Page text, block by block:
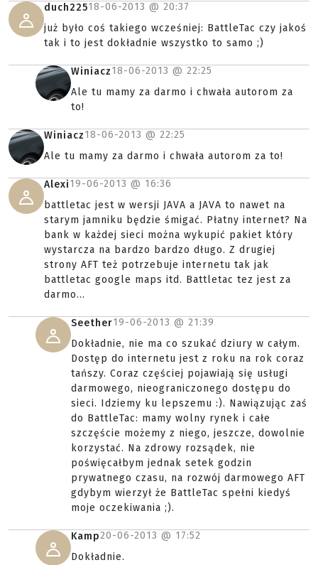
duch22518-06-2013 @ 20:37
już było coś takiego wcześniej: BattleTac czy jakoś
tak i to jest dokładnie wszystko to samo ;)
Winiacz18-06-2013 @ 22:25
Ale tu mamy za darmo i chwała autorom za
to!
Winiacz18-06-2013 @ 22:25
Ale tu mamy za darmo i chwała autorom za to!
Alexi19-06-2013 @ 16:36
battletac jest w wersji JAVA a JAVA to nawet na
starym jamniku będzie śmigać. Płatny internet? Na
bank w każdej sieci można wykupić pakiet który
wystarcza na bardzo bardzo długo. Z drugiej
strony AFT też potrzebuje internetu tak jak
battletac google maps itd. Battletac tez jest za
darmo...
Seether19-06-2013 @ 21:39
Dokładnie, nie ma co szukać dziury w całym.
Dostęp do internetu jest z roku na rok coraz
tańszy. Coraz częściej pojawiają się usługi
darmowego, nieograniczonego dostępu do
sieci. Idziemy ku lepszemu :). Nawiązując zaś
do BattleTac: mamy wolny rynek i całe
szczęście możemy z niego, jeszcze, dowolnie
korzystać. Na zdrowy rozsądek, nie
poświęcałbym jednak setek godzin
prywatnego czasu, na rozwój darmowego AFT
gdybym wierzył że BattleTac spełni kiedyś
moje oczekiwania ;).
Kamp20-06-2013 @ 17:52
Dokładnie.